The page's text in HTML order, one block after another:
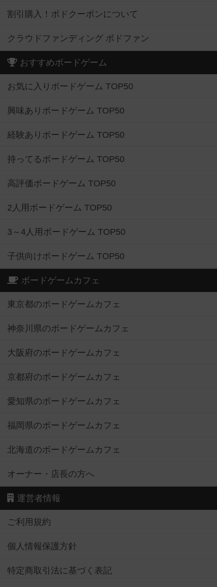
割引購入！ボドクーポンについて
クラウドファンディング ボドファン
おすすめボードゲーム
お気に入りボードゲーム TOP50
興味ありボードゲーム TOP50
経験ありボードゲーム TOP50
持ってるボードゲーム TOP50
高評価ボードゲーム TOP50
2人用ボードゲーム TOP50
3～4人用ボードゲーム TOP50
子供向けボードゲーム TOP50
ボードゲームカフェ
東京都のボードゲームカフェ
神奈川県のボードゲームカフェ
大阪府のボードゲームカフェ
京都府のボードゲームカフェ
愛知県のボードゲームカフェ
福岡県のボードゲームカフェ
北海道のボードゲームカフェ
オーナー・店長の方へ
運営者情報
ご利用規約
個人情報保護方針
特定商取引法に基づく表記